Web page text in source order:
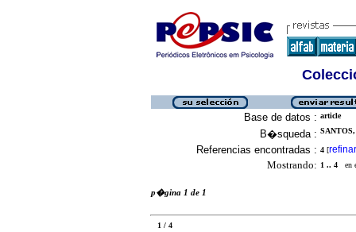
Base de datos : article
B�squeda :
Referencias encontradas : 4 [refinar
Mostrando: 1 .. 4 en
p�gina 1 de 1
1 / 4